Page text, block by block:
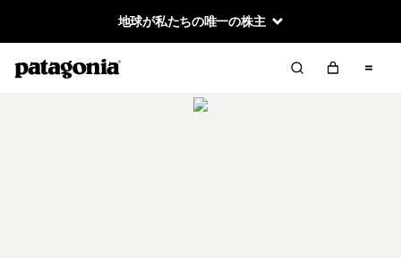
地球が私たちの唯一の株主